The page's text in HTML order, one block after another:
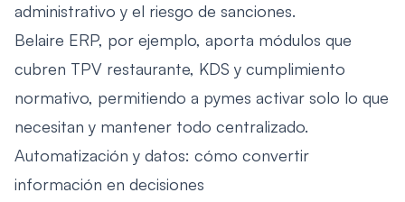
administrativo y el riesgo de sanciones.
Belaire ERP, por ejemplo, aporta módulos que
cubren TPV restaurante, KDS y cumplimiento
normativo, permitiendo a pymes activar solo lo que
necesitan y mantener todo centralizado.
Automatización y datos: cómo convertir
información en decisiones